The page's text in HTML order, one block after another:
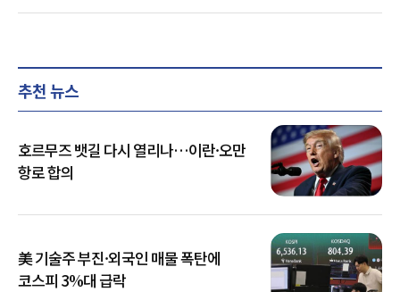
추천 뉴스
호르무즈 뱃길 다시 열리나…이란·오만
항로 합의
美 기술주 부진·외국인 매물 폭탄에
코스피 3%대 급락